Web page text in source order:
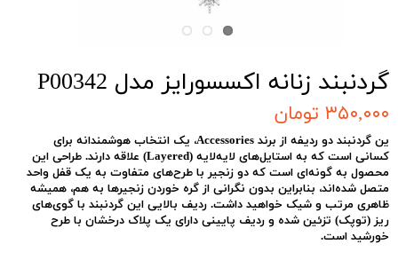
گردنبند زنانه اکسسورایز مدل P00342
۳۵۰,۰۰۰ تومان
ین گردنبند دو ردیفه از برند Accessories، یک انتخاب هوشمندانه برای
کسانی است که به استایل‌های لایه‌لایه (Layered) علاقه دارند. طراحی این
محصول به گونه‌ای است که دو زنجیر با طرح‌های متفاوت به یک قفل واحد
متصل شده‌اند، بنابراین بدون نگرانی از گره خوردن زنجیرها به هم، همیشه
ظاهری مرتب و شیک خواهید داشت. ردیف بالایی این گردنبند با گوی‌های
ریز (توپک) تزئین شده و ردیف پایینی دارای یک پلاک درخشان با طرح
خورشید است.